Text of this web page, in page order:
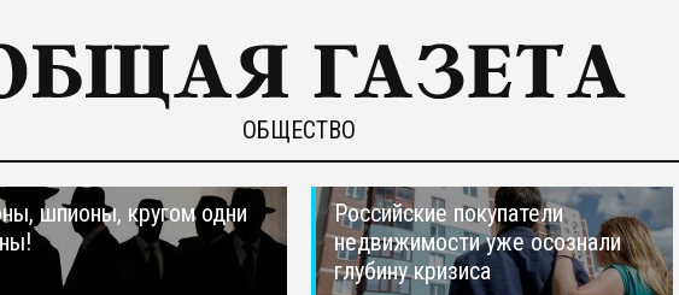
ОБЩЕСТВО
шпионы, кругом одни
Российские покупатели
недвижимости уже осознали
глубину кризиса